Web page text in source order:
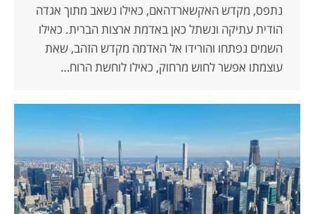
נתפס, מקדש האקשארדהאם, כאילו נשאב מתוך אגדה
הודית עתיקה ונשתל כאן באדמת ארצות הברית. כאילו
השמים נפתחו והורידו אל האדמה מקדש הזהב, שאת
עוצמתו אפשר לחוש מרחוק, כאילו לוחשת הרוח…